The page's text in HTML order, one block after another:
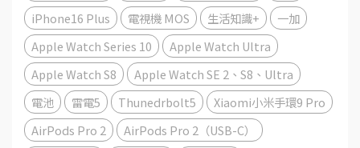
iPhone16 Plus
電視機 MOS 生活知識+
一加
Apple Watch Series 10
Apple Watch Ultra
Apple Watch S8
Apple Watch SE 2、S8、Ultra
電池
雷電5 Thunedrbolt5
Xiaomi小米手環9 Pro
AirPods Pro 2
AirPods Pro 2（USB-C）